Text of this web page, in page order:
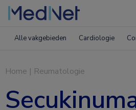
Alle vakgebieden Cardiologie
Home | Reumatologie